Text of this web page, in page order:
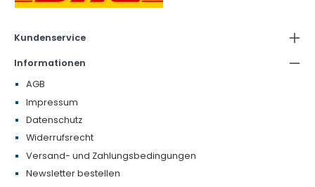
Kundenservice
Informationen
AGB
Impressum
Datenschutz
Widerrufsrecht
Versand- und Zahlungsbedingungen
Newsletter bestellen